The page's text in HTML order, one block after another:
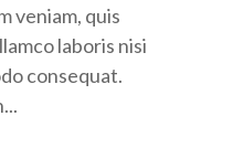
veniam, quis
laboris nisi
consequat.